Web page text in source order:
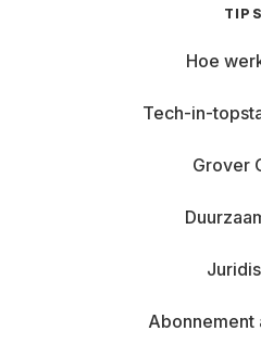
TIPS
Hoe
Tech-in-
Grover
Abonnement